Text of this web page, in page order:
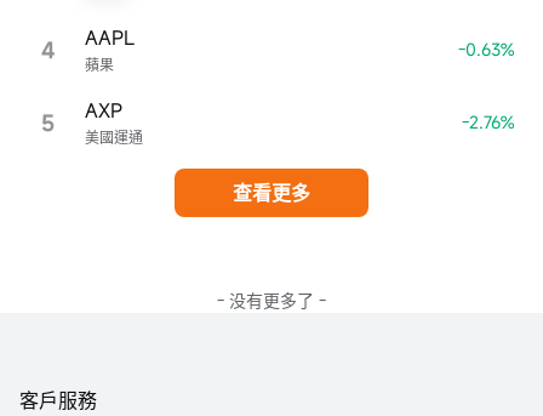
4 蘋果
AAPL -0.63%
5 美國運通
AXP -2.76%
查看更多
- 没有更多了 -
客戶服務